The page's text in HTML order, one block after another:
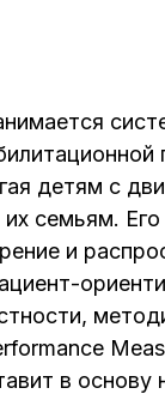
детям с
семьям.
и
в основу